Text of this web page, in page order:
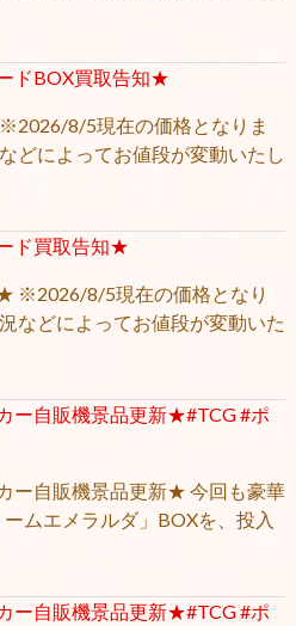
ドBOX買取告知★
8/5現在の価格となりま
どによってお値段が変動いたし
ド買取告知★
8/5現在の価格となり
などによってお値段が変動いた
ー自販機景品更新★#TCG #ポ
ー自販機景品更新★ 今回も豪華
ムエメラルダ」BOXを、投入
ー自販機景品更新★#TCG #ポ